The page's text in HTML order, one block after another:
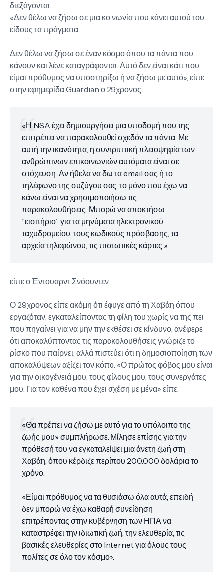
διεξάγονται.
«Δεν θέλω να ζήσω σε μια κοινωνία που κάνει αυτού του
είδους τα πράγματα.
Δεν θέλω να ζήσω σε έναν κόσμο όπου τα πάντα που
κάνουν και λένε καταγράφονται. Αυτό δεν είναι κάτι που
είμαι πρόθυμος να υποστηρίξω ή να ζήσω με αυτό», είπε
στην εφημερίδα Guardian ο 29χρονος.
«Η NSA έχει δημιουργήσει μια υποδομή που της
επιτρέπει να παρακολουθεί σχεδόν τα πάντα. Με
αυτή την ικανότητα, η συντριπτική πλειοψηφία των
ανθρώπινων επικοινωνιών αυτόματα είναι σε
στόχευση. Αν ήθελα να δω τα email σας ή το
τηλέφωνο της συζύγου σας, το μόνο που έχω να
κάνω είναι να χρησιμοποιήσω τις
παρακολουθήσεις. Μπορώ να αποκτήσω
“εισιτήριο” για τα μηνύματα ηλεκτρονικού
ταχυδρομείου, τους κωδικούς πρόσβασης, τα
αρχεία τηλεφώνου, τις πιστωτικές κάρτες »,
είπε ο Έντουαρντ Σνόουντεν.
Ο 29χρονος είπε ακόμη ότι έφυγε από τη Χαβάη όπου
εργαζόταν, εγκαταλείποντας τη φίλη του χωρίς να της πει
που πηγαίνει για να μην την εκθέσει σε κίνδυνο, ανέφερε
ότι αποκαλύπτοντας τις παρακολουθήσεις γνώριζε το
ρίσκο που παίρνει, αλλά πιστεύει ότι η δημοσιοποίηση των
αποκαλύψεων αξίζει τον κόπο. «Ο πρώτος φόβος μου είναι
για την οικογένειά μου, τους φίλους μου, τους συνεργάτες
μου. Για τον καθένα που έχει σχέση με μένα» είπε.
«Θα πρέπει να ζήσω με αυτό για το υπόλοιπο της
ζωής μου» συμπλήρωσε. Μίλησε επίσης για την
πρόθεσή του να εγκαταλείψει μια άνετη ζωή στη
Χαβάη, όπου κέρδιζε περίπου 200.000 δολάρια το
χρόνο.
«Είμαι πρόθυμος να τα θυσιάσω όλα αυτά, επειδή
δεν μπορώ να έχω καθαρή συνείδηση
επιτρέποντας στην κυβέρνηση των ΗΠΑ να
καταστρέφει την ιδιωτική ζωή, την ελευθερία, τις
βασικές ελευθερίες στο Internet για όλους τους
πολίτες σε όλο τον κόσμο».